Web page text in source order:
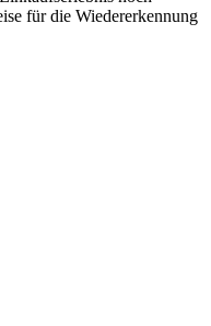
für die Wiedererkennung